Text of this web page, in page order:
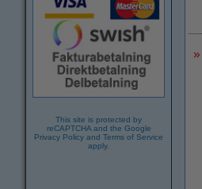
This site is protected by
reCAPTCHA and the Google
Privacy Policy and Terms of Service
apply.